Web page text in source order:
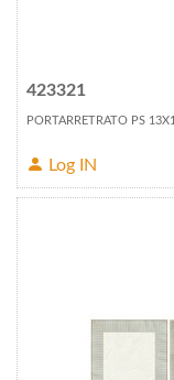
423321
PORTARRETRATO PS
Log IN